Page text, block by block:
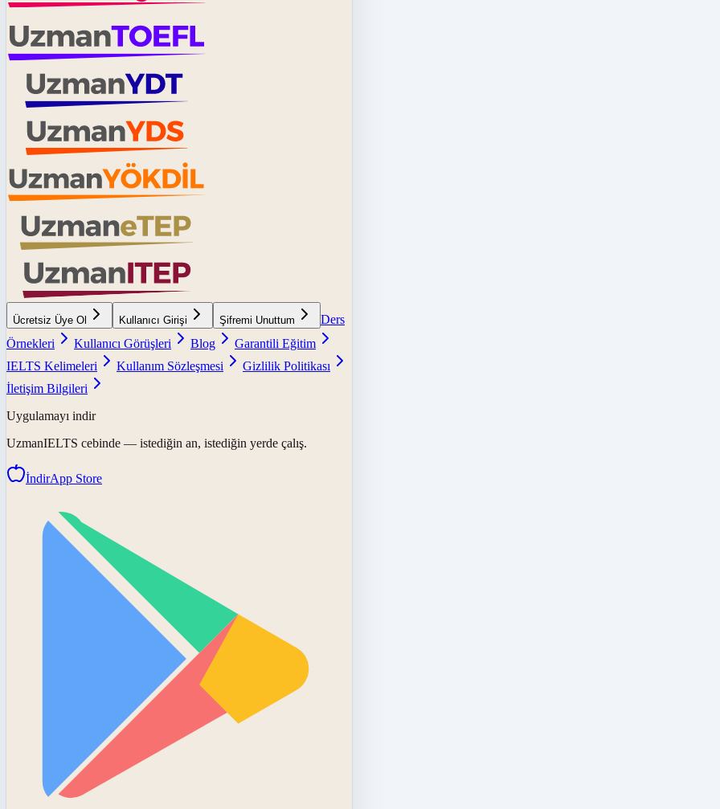
Ücretsiz Üye Ol Kullanıcı Girişi Şifremi Unuttum
Ders
Örnekleri
Kullanıcı Görüşleri Blog
Garantili Eğitim
IELTS Kelimeleri
Kullanım Sözleşmesi
Gizlilik Politikası
İletişim Bilgileri
Uygulamayı indir
UzmanIELTS cebinde — istediğin an, istediğin yerde çalış.
İndirApp Store